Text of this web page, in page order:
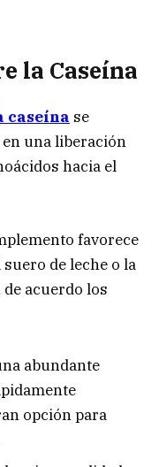
la Caseína
caseína se
una liberación
hacia el
favorece
de leche o la
de acuerdo los
abundante
opción para